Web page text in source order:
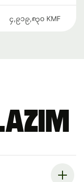
၄,၉၁၉,၈၃၀ KMF